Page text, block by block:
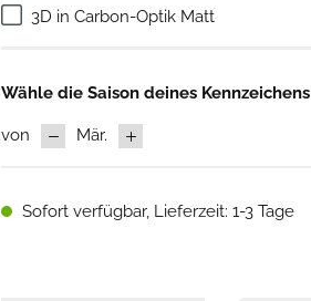
3D in Carbon-Optik Matt
Wähle die Saison deines Kennzeichens
von Mär.
Sofort verfügbar, Lieferzeit: 1-3 Tage